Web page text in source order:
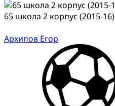
65 школа 2 корпус (2015-16)
Архипов Егор